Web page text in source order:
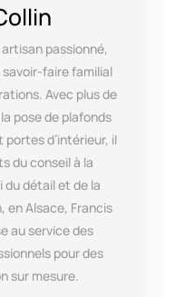
passionné,
faire familial
Avec plus de
pose de plafonds
d’intérieur, il
du conseil à la
du détail et de la
en Alsace, Francis
au service des
pour des
sur mesure.